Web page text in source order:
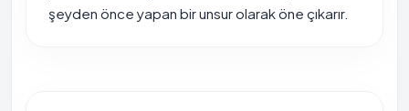
şeyden önce yapan bir unsur olarak öne çıkarır.